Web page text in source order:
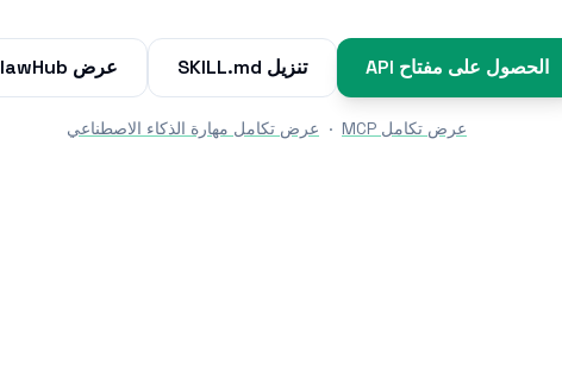
الحصول على مفتاح API تنزيل SKILL.md عرض ClawHub
عرض تكامل MCP · عرض تكامل مهارة الذكاء الاصطناعي